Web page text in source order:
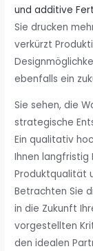
und additive
Sie drucken
verkürzt
ebenfalls ein
Sie sehen, die
strategische
Ein qualitativ
Ihnen langfristig
Produktqualität
Betrachten Sie
in die Zukunft
vorgestellten
den idealen